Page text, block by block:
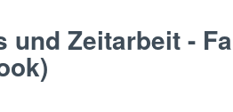
und Zeitarbeit -